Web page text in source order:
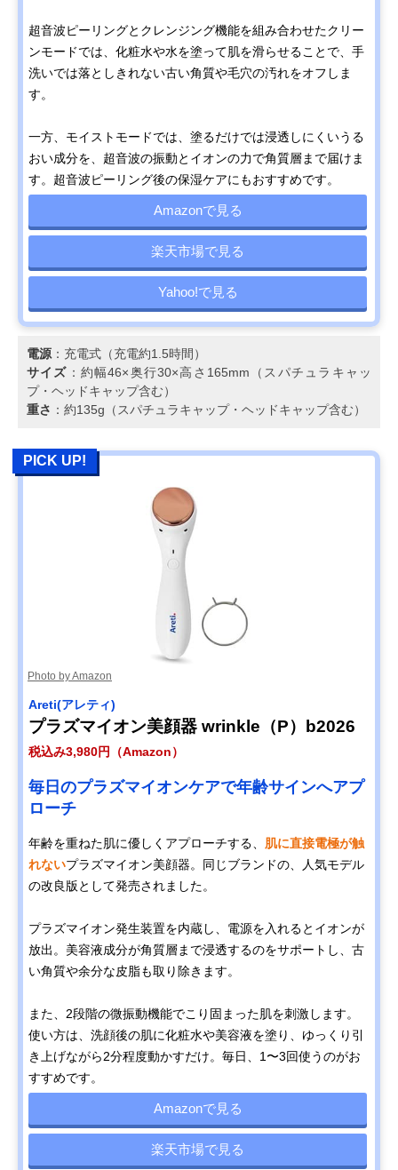
超音波ピーリングとクレンジング機能を組み合わせたクリー
ンモードでは、化粧水や水を塗って肌を滑らせることで、手
洗いでは落としきれない古い角質や毛穴の汚れをオフしま
す。
一方、モイストモードでは、塗るだけでは浸透しにくいうる
おい成分を、超音波の振動とイオンの力で角質層まで届けま
す。超音波ピーリング後の保湿ケアにもおすすめです。
Amazonで見る
楽天市場で見る
Yahoo!で見る
電源 ：充電式（充電約1.5時間）
サイズ ：約幅46×奥行30×高さ165mm（スパチュラキャッ
プ・ヘッドキャップ含む）
重さ ：約135g（スパチュラキャップ・ヘッドキャップ含む）
PICK UP!
Photo by Amazon
Areti(アレティ)
プラズマイオン美顔器 wrinkle（P）b2026
税込み3,980円（Amazon）
毎日のプラズマイオンケアで年齢サインへアプ
ローチ
年齢を重ねた肌に優しくアプローチする、 肌に直接電極が触
れないプラズマイオン美顔器。同じブランドの、人気モデル
の改良版として発売されました。
プラズマイオン発生装置を内蔵し、電源を入れるとイオンが
放出。美容液成分が角質層まで浸透するのをサポートし、古
い角質や余分な皮脂も取り除きます。
また、2段階の微振動機能でこり固まった肌を刺激します。
使い方は、洗顔後の肌に化粧水や美容液を塗り、ゆっくり引
き上げながら2分程度動かすだけ。毎日、1〜3回使うのがお
すすめです。
Amazonで見る
楽天市場で見る